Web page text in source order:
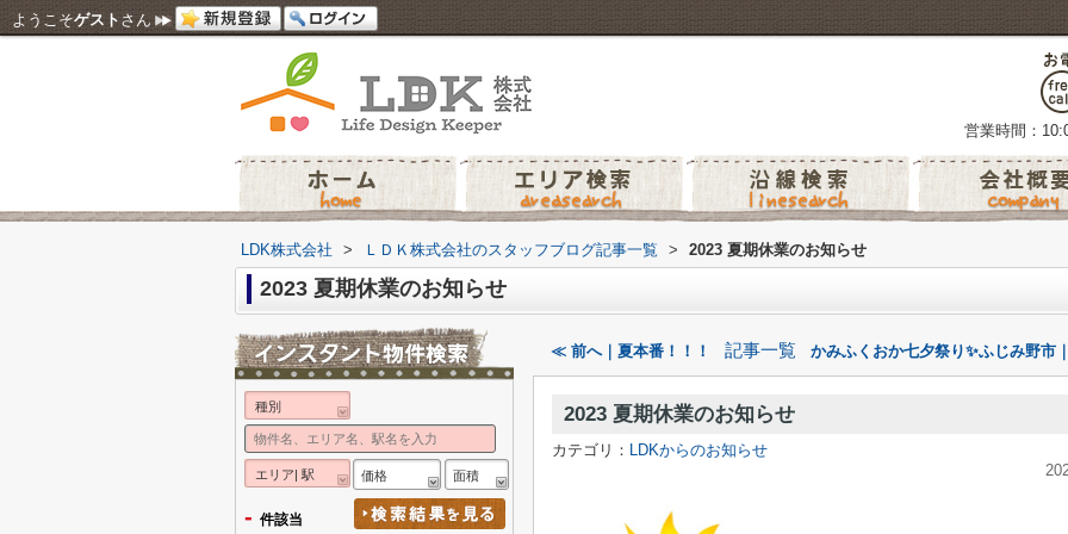
ようこそゲスト さん
営業時間：
LDK株式会社 > ＬＤＫ株式会社のスタッフブログ記事一覧 > 2023 夏期休業のお知らせ
2023 夏期休業のお知らせ
≪ 前へ｜夏本番！！！ 記事一覧 かみふくおか七夕祭り✨ふじみ野市
2023 夏期休業のお知らせ
カテゴリ： LDKからのお知らせ
種別
エリア| 駅 価格 面積
- 件該当